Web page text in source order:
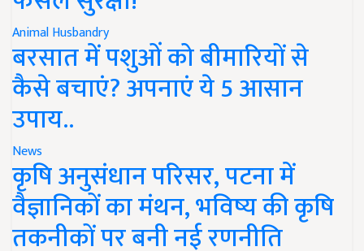
Animal Husbandry
बरसात में पशुओं को बीमारियों से
कैसे बचाएं? अपनाएं ये 5 आसान
उपाय..
News
कृषि अनुसंधान परिसर, पटना में
वैज्ञानिकों का मंथन, भविष्य की कृषि
तकनीकों पर बनी नई रणनीति